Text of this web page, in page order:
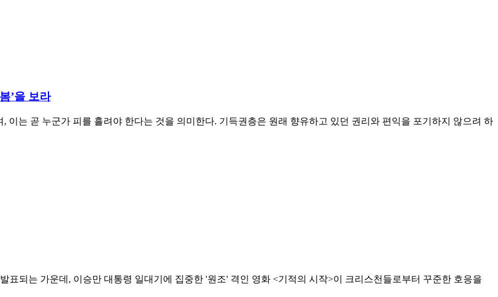
’을 보라
이는 곧 누군가 피를 흘려야 한다는 것을 의미한다. 기득권층은 원래 향유하고 있던 권리와 편익을 포기하지 않으려 하
표되는 가운데, 이승만 대통령 일대기에 집중한 '원조' 격인 영화 <기적의 시작>이 크리스천들로부터 꾸준한 호응을